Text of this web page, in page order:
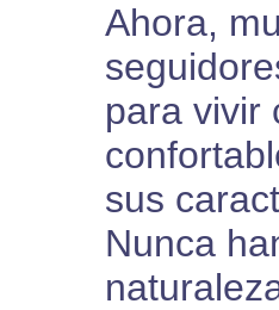
Ahora,
para vivir
sus
Nunca